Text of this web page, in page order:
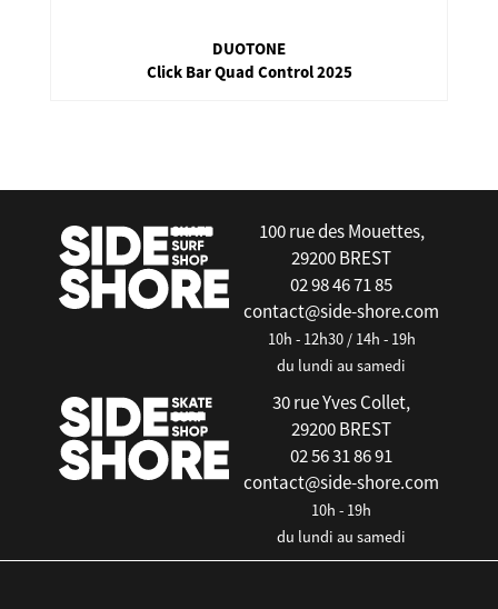
DUOTONE
Click Bar Quad Control 2025
100 rue des Mouettes,
29200 BREST
02 98 46 71 85
contact@side-shore.com
10h - 12h30 / 14h - 19h
du lundi au samedi
30 rue Yves Collet,
29200 BREST
02 56 31 86 91
contact@side-shore.com
10h - 19h
du lundi au samedi